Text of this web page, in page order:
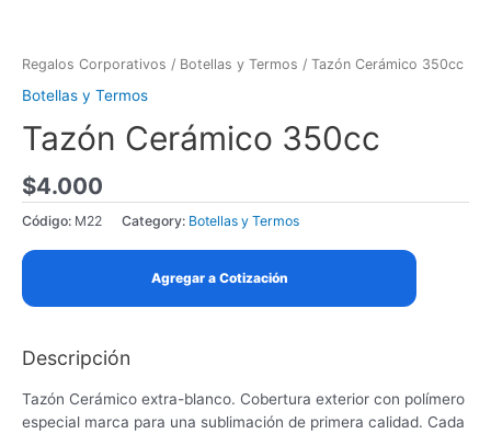
contentRegalos Corporativos / Botellas y Termos / Tazón Cerámico 350cc
Botellas y Termos
Tazón Cerámico 350cc
$4.000
Código: M22 Category: Botellas y Termos
Agregar a Cotización
Descripción
Tazón Cerámico extra-blanco. Cobertura exterior con polímero
especial marca para una sublimación de primera calidad. Cada